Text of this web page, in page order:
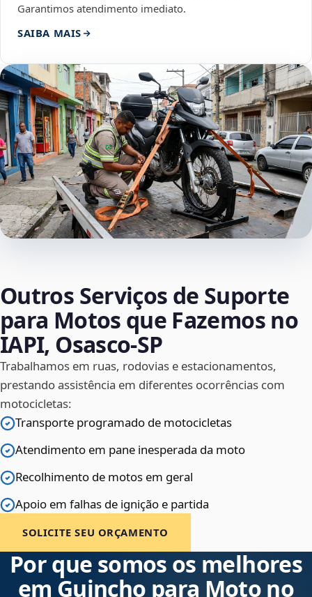
Garantimos atendimento imediato.
SAIBA MAIS
Outros Serviços de Suporte
para Motos que Fazemos no
IAPI, Osasco‑SP
Trabalhamos em ruas, rodovias e estacionamentos,
prestando assistência em diferentes ocorrências com
motocicletas:
Transporte programado de motocicletas
Atendimento em pane inesperada da moto
Recolhimento de motos em geral
Apoio em falhas de ignição e partida
SOLICITE SEU ORÇAMENTO
Por que somos os melhores
em Guincho para Moto no